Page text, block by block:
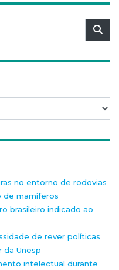
no entorno de rodovias
de mamíferos
brasileiro indicado ao
de rever políticas
da Unesp
intelectual durante